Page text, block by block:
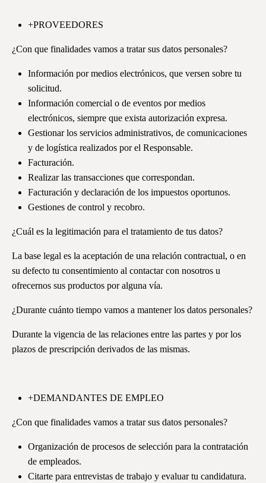
+PROVEEDORES
¿Con que finalidades vamos a tratar sus datos personales?
Información por medios electrónicos, que versen sobre tu
solicitud.
Información comercial o de eventos por medios
electrónicos, siempre que exista autorización expresa.
Gestionar los servicios administrativos, de comunicaciones
y de logística realizados por el Responsable.
Facturación.
Realizar las transacciones que correspondan.
Facturación y declaración de los impuestos oportunos.
Gestiones de control y recobro.
¿Cuál es la legitimación para el tratamiento de tus datos?
La base legal es la aceptación de una relación contractual, o en
su defecto tu consentimiento al contactar con nosotros u
ofrecernos sus productos por alguna vía.
¿Durante cuánto tiempo vamos a mantener los datos personales?
Durante la vigencia de las relaciones entre las partes y por los
plazos de prescripción derivados de las mismas.
+DEMANDANTES DE EMPLEO
¿Con que finalidades vamos a tratar sus datos personales?
Organización de procesos de selección para la contratación
de empleados.
Citarte para entrevistas de trabajo y evaluar tu candidatura.